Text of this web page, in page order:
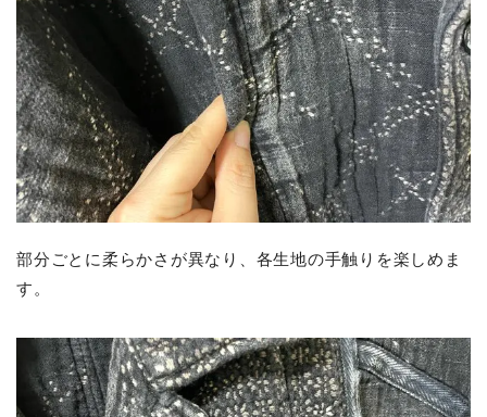
部分ごとに柔らかさが異なり、各生地の手触りを楽しめま
す。